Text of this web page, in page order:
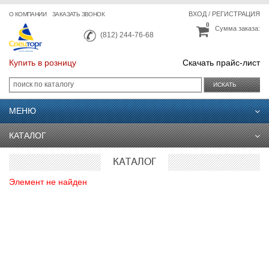
О КОМПАНИИ ЗАКАЗАТЬ ЗВОНОК
(812) 244-76-68
ВХОД/ РЕГИСТРАЦИЯ
Сумма заказа:
0
Купить в розницу Скачать прайс-лист
ИСКАТЬ
МЕНЮ
КАТАЛОГ
КАТАЛОГ
Элемент не найден